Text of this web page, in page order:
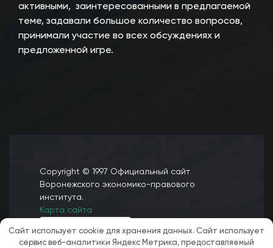
активными, заинтересованными в предлагаемой
теме, задавали большое количество вопросов,
принимали участие во всех обсуждениях и
предложенной игре.
Copyright © 1997 Официальный сайт
Воронежского экономико-правового
института.
Карта сайта
Сайт использует cookie для хранения данных. Сайт использует
сервис веб-аналитики Яндекс Метрика, предоставляемый